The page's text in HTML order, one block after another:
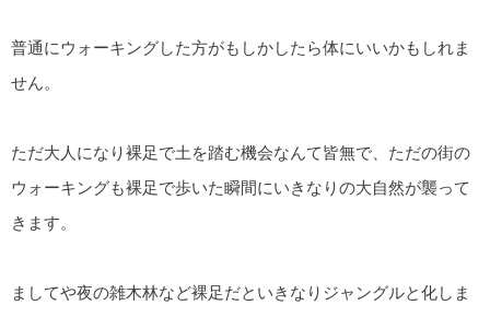
普通にウォーキングした方がもしかしたら体にいいかもしれま
せん。
ただ大人になり裸足で土を踏む機会なんて皆無で、ただの街の
ウォーキングも裸足で歩いた瞬間にいきなりの大自然が襲って
きます。
ましてや夜の雑木林など裸足だといきなりジャングルと化しま